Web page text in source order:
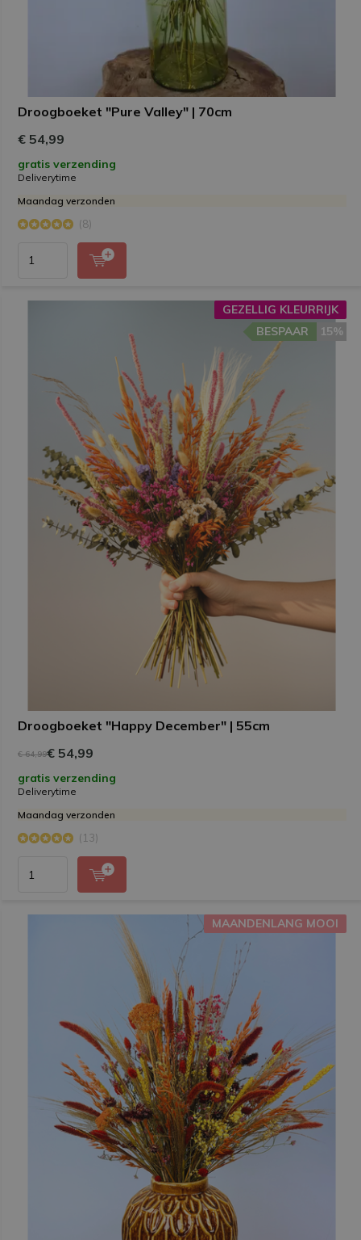
Droogboeket "Pure Valley" | 70cm
€ 54,99
gratis verzending
Deliverytime
Maandag verzonden
(8)
Droogboeket "Happy December" | 55cm
GEZELLIG KLEURRIJK
15%
BESPAAR
€ 64,99€ 54,99
gratis verzending
Deliverytime
Maandag verzonden
(13)
MAANDENLANG MOOI